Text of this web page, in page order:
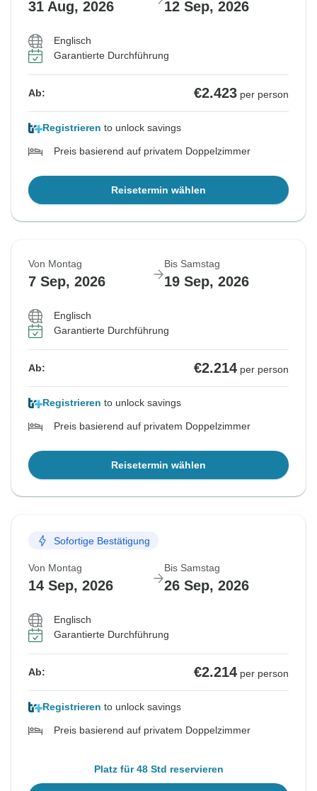
31 Aug, 2026 12 Sep, 2026
Englisch
Garantierte Durchführung
Ab: €2.423 per person
Registrieren to unlock savings
Preis basierend auf privatem Doppelzimmer
Reisetermin wählen
Von Montag
7 Sep, 2026
Bis Samstag
19 Sep, 2026
Englisch
Garantierte Durchführung
Ab: €2.214 per person
Registrieren to unlock savings
Preis basierend auf privatem Doppelzimmer
Reisetermin wählen
Sofortige Bestätigung
Von Montag
14 Sep, 2026
Bis Samstag
26 Sep, 2026
Englisch
Garantierte Durchführung
Ab: €2.214 per person
Registrieren to unlock savings
Preis basierend auf privatem Doppelzimmer
Platz für 48 Std reservieren